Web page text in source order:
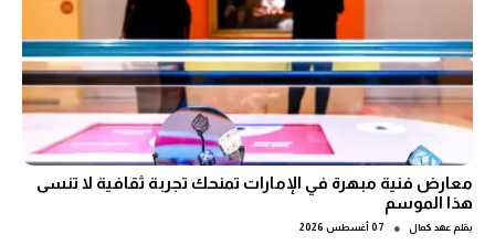
معارض فنية مبهرة في الإمارات تمنحك تجربة ثقافية لا تنسى
هذا الموسم
بقلم عهد كمال ● 07 أغسطس 2026